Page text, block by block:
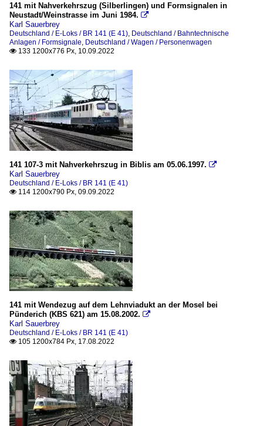
141 mit Nahverkehrszug (Silberlingen) und Formsignalen in
Neustadt/Weinstrasse im Juni 1984. 
Karl Sauerbrey
Deutschland / E-Loks / BR 141 (E 41), Deutschland / Bahntechnische
Anlagen / Formsignale, Deutschland / Wagen / Personenwagen
 133 1200x776 Px, 10.09.2022
141 107-3 mit Nahverkehrszug in Biblis am 05.06.1997. 
Karl Sauerbrey
Deutschland / E-Loks / BR 141 (E 41)
 114 1200x790 Px, 09.09.2022
141 mit Wendezug auf dem Lehnviadukt an der Mosel bei
Pünderich (KBS 621) am 15.08.2002. 
Karl Sauerbrey
Deutschland / E-Loks / BR 141 (E 41)
 105 1200x784 Px, 17.08.2022